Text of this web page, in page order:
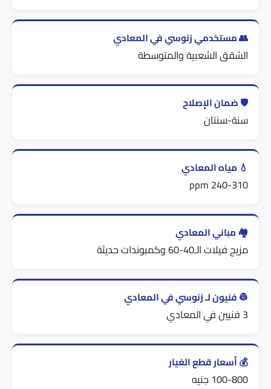
👥 مستخدمي زنوسي في المعادي
الشقق الشعبية والمتوسطة
🛡️ ضمان الإصلاح
سنة-سنتان
💧 مياه المعادي
240-310 ppm
🏘️ مباني المعادي
مزيج فيلات الـ40-60 وكمبوندات حديثة
👷 فنيون لـ زنوسي في المعادي
3 فنيين في المعادي
💰 أسعار قطع الغيار
100-800 جنيه